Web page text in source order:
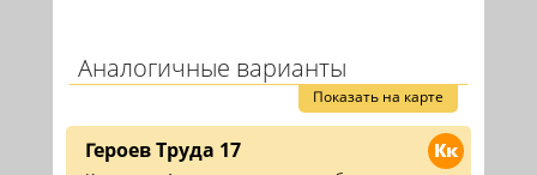
Аналогичные варианты
Показать на карте
Кк
Героев Труда 17